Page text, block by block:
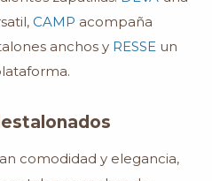
CAMP acompaña
anchos y RESSE un
comodidad y elegancia,